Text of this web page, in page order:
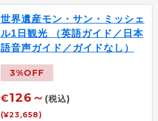
世界遺産モン・サン・ミッシェ
ル1日観光 （英語ガイド／日本
語音声ガイド／ガイドなし）
3%OFF
€126～ (税込)
(¥23,658)